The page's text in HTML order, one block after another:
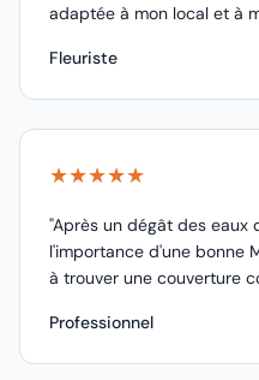
adaptée à mon local et à
Fleuriste
★★★★★
"Après un dégât des eaux
l'importance d'une bonne
à trouver une couverture
Professionnel